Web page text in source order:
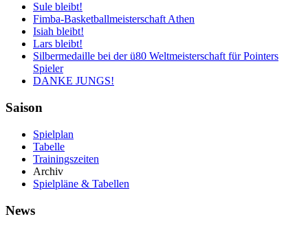
Sule bleibt!
Fimba-Basketballmeisterschaft Athen
Isiah bleibt!
Lars bleibt!
Silbermedaille bei der ü80 Weltmeisterschaft für Pointers
Spieler
DANKE JUNGS!
Saison
Spielplan
Tabelle
Trainingszeiten
Archiv
Spielpläne & Tabellen
News